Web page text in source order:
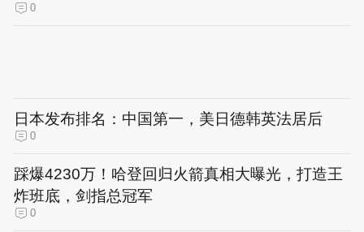
0
日本发布排名：中国第一，美日德韩英法居后
0
踩爆4230万！哈登回归火箭真相大曝光，打造王
炸班底，剑指总冠军
0